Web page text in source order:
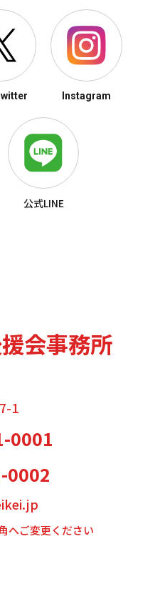
Instagram
公式LINE
会事務所
1
0001
0002
へご変更ください